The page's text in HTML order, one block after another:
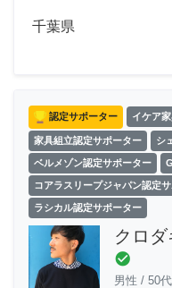
千葉県
認定サポーター イケア
家具組立認定サポーター シ
ベルメゾン認定サポーター
コアラスリープジャパン認定
ラシカル認定サポーター
クロダ
check_circle
男性 / 50代